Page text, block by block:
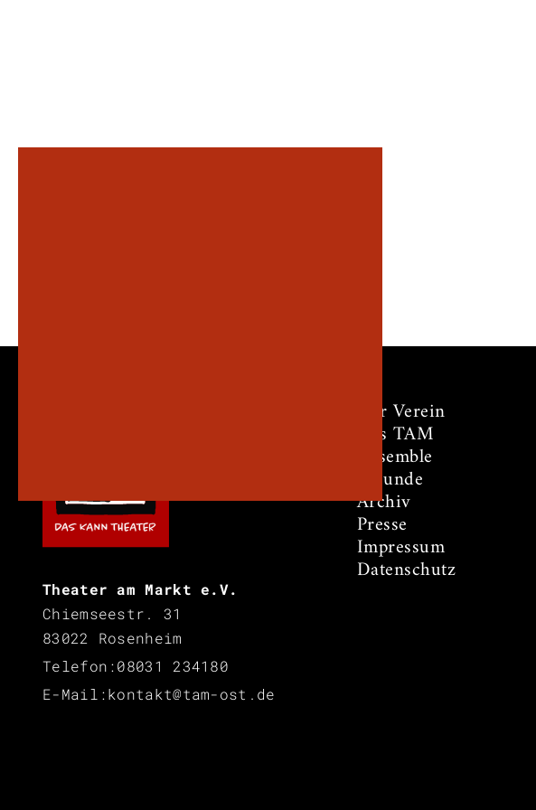
Theater am Markt e.V.
Chiemseestr. 31
83022 Rosenheim
Telefon:08031 234180
E-Mail:kontakt@tam-ost.de
Der Verein
Das TAM
Ensemble
Freunde
Archiv
Presse
Impressum
Datenschutz